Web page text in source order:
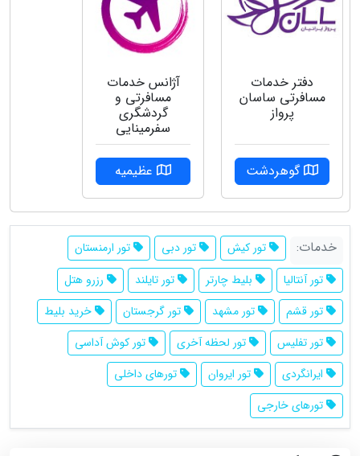
دفتر خدمات
مسافرتی ساسان
پرواز
گوهردشت
آژانس خدمات
مسافرتی و
گردشگری
سفرمینایی
عظیمیه
خدمات: تور کیش تور دبی
تور ارمنستان
تور آنتالیا
بلیط چارتر تور تایلند
رزرو هتل
تور قشم
تور مشهد تور گرجستان
خرید بلیط
تور تفلیس
تور لحظه آخری
تور کوش آداسی
ایرانگردی
تور ایروان
تورهای داخلی
تورهای خارجی